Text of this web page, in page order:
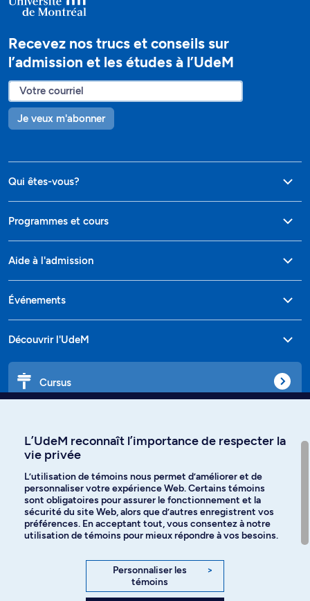
Recevez nos trucs et conseils sur
l’admission et les études à l’UdeM
Je veux m'abonner
Qui êtes-vous?
Programmes et cours
Aide à l'admission
Événements
Découvrir l'UdeM
Cursus
Langues
Facebook Instagram
YouTube
L’UdeM reconnaît l’importance de respecter la
vie privée
L’utilisation de témoins nous permet d’améliorer et de
personnaliser votre expérience Web. Certains témoins
sont obligatoires pour assurer le fonctionnement et la
sécurité du site Web, alors que d’autres enregistrent vos
préférences. En acceptant tout, vous consentez à notre
utilisation de témoins pour mieux répondre à vos besoins.
Personnaliser les
témoins
>